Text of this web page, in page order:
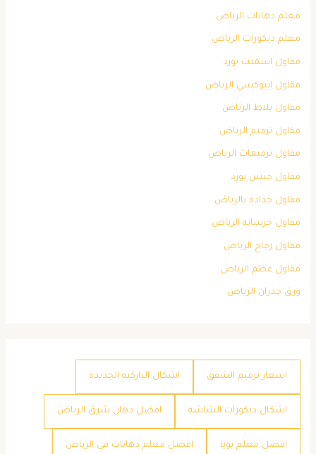
معلم دهانات الرياض
معلم ديكورات الرياض
مقاول اسمنت بورد
مقاول ايبوكسي الرياض
مقاول بلاط الرياض
مقاول ترميم الرياض
مقاول ترميمات الرياض
مقاول جبس بورد
مقاول حداده بالرياض
مقاول خرسانه الرياض
مقاول زجاج الرياض
مقاول عظم الرياض
ورق جدران الرياض
اسعار ترميم الشقق اشكال الباركيه الجديدة
اشكال ديكورات الشاشه افضل دهان شرق الرياض
افضل معلم بويا افضل معلم دهانات في الرياض